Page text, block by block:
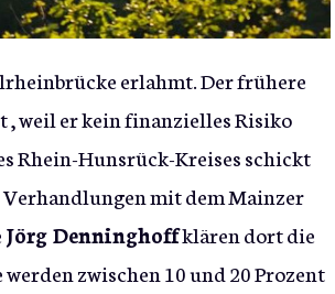
erlahmt. Der frühere
, weil er kein finanzielles Risiko
Rhein-Hunsrück-Kreises schickt
mit dem Mainzer
Jörg Denninghoffklären dort die
zwischen 10 und 20 Prozent